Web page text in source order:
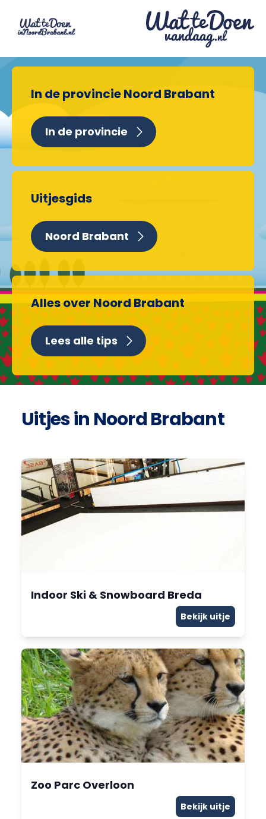
In de provincie Noord Brabant
In de provincie
Uitjesgids
Noord Brabant
Alles over Noord Brabant
Lees alle tips
Uitjes in Noord Brabant
Indoor Ski & Snowboard Breda
Bekijk uitje
Zoo Parc Overloon
Bekijk uitje